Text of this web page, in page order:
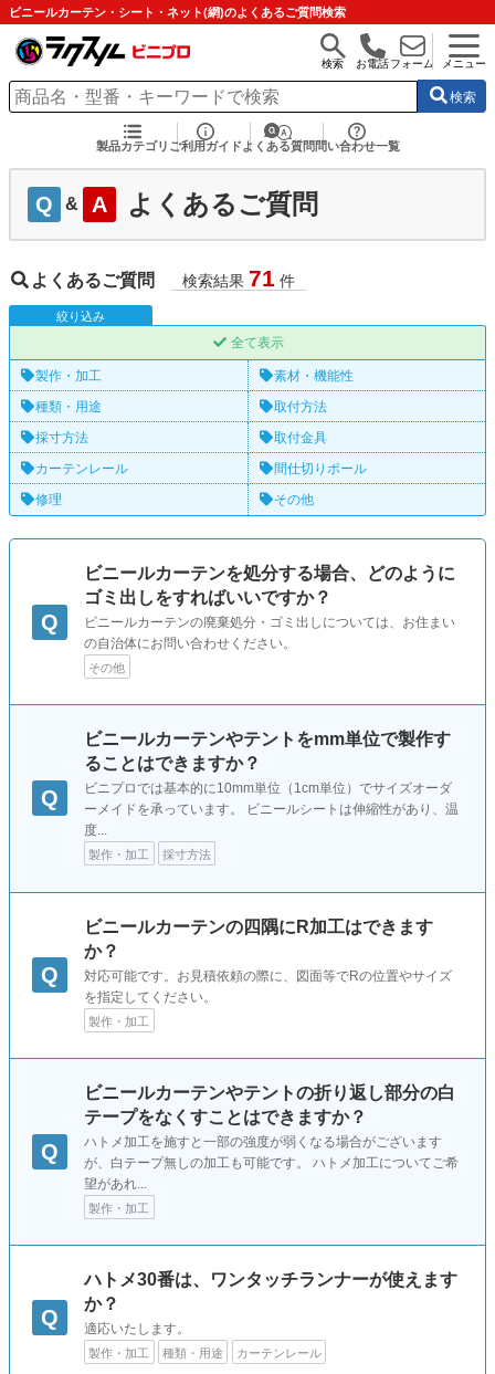
ビニールカーテン・シート・ネット(網)のよくあるご質問検索
検索 お電話フォーム メニュー
検索
製品カテゴリ ご利用ガイド よくある質問 問い合わせ一覧
Q & A よくあるご質問
よくあるご質問 検索結果 71 件
絞り込み
全て表示
製作・加工
素材・機能性
種類・用途
取付方法
採寸方法
取付金具
カーテンレール
間仕切りポール
修理
その他
Q
ビニールカーテンを処分する場合、どのように
ゴミ出しをすればいいですか？
ビニールカーテンの廃棄処分・ゴミ出しについては、お住まい
の自治体にお問い合わせください。
その他
Q
ビニールカーテンやテントをmm単位で製作す
ることはできますか？
ビニプロでは基本的に10mm単位（1cm単位）でサイズオーダ
ーメイドを承っています。 ビニールシートは伸縮性があり、温
度...
製作・加工 採寸方法
Q
ビニールカーテンの四隅にR加工はできます
か？
対応可能です。お見積依頼の際に、図面等でRの位置やサイズ
を指定してください。
製作・加工
Q
ビニールカーテンやテントの折り返し部分の白
テープをなくすことはできますか？
ハトメ加工を施すと一部の強度が弱くなる場合がございます
が、白テープ無しの加工も可能です。 ハトメ加工についてご希
望があれ...
製作・加工
Q
ハトメ30番は、ワンタッチランナーが使えます
か？
適応いたします。
製作・加工 種類・用途 カーテンレール